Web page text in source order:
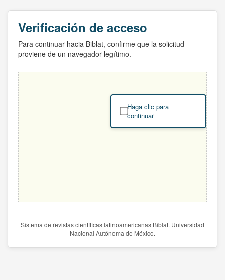
Verificación de acceso
Para continuar hacia Biblat, confirme que la solicitud
proviene de un navegador legítimo.
Haga clic para
continuar
Sistema de revistas científicas latinoamericanas Biblat. Universidad
Nacional Autónoma de México.